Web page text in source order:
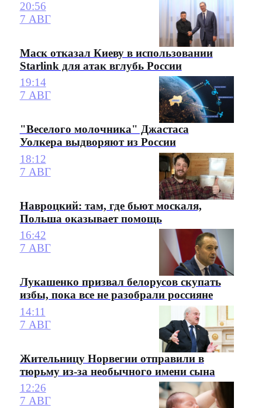
20:56
7 АВГ
Маск отказал Киеву в использовании
Starlink для атак вглубь России
19:14
7 АВГ
"Веселого молочника" Джастаса
Уолкера выдворяют из России
18:12
7 АВГ
Навроцкий: там, где бьют москаля,
Польша оказывает помощь
16:42
7 АВГ
Лукашенко призвал белорусов скупать
избы, пока все не разобрали россияне
14:11
7 АВГ
Жительницу Норвегии отправили в
тюрьму из-за необычного имени сына
12:26
7 АВГ